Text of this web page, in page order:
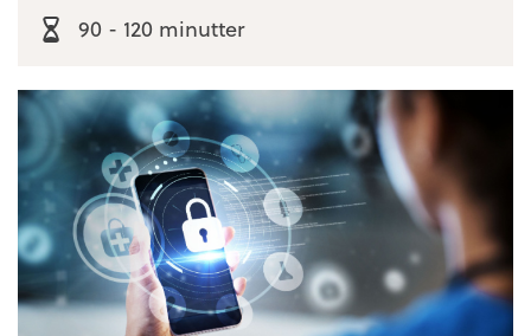
90 - 120 minutter